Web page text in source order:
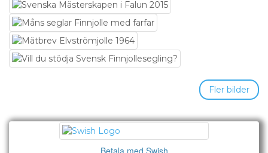
Fler bilder
Betala med Swish